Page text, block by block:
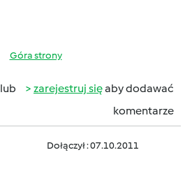
Góra strony
lub zarejestruj sięaby dodawać
komentarze
Dołączył : 07.10.2011